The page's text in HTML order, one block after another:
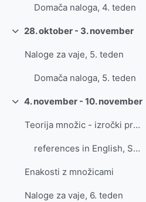
Domača naloga, 4. teden
Skrči28. oktober - 3. november
Naloge za vaje, 5. teden
Domača naloga, 5. teden
Skrči4. november - 10. november
Teorija množic - izročki predavanj
references in English, Set theory
Enakosti z množicami
Naloge za vaje, 6. teden